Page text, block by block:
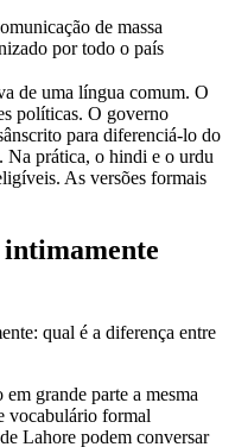
de massa
por todo o país
de uma língua comum. O
políticas. O governo
para diferenciá-lo do
Na prática, o hindi e o urdu
As versões formais
qual é a diferença entre
grande parte a mesma
vocabulário formal
Lahore podem conversar